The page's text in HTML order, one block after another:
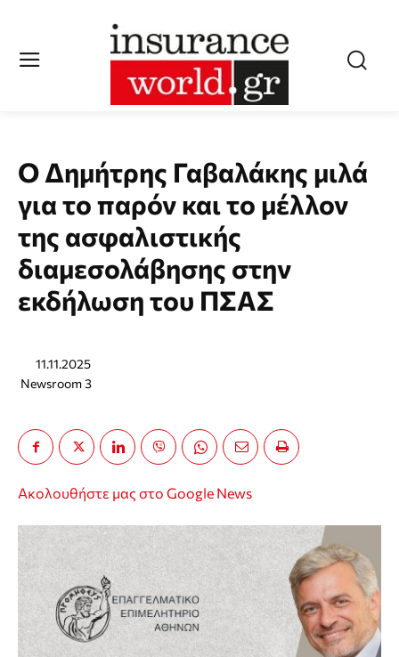
Ο Δημήτρης Γαβαλάκης μιλά
για το παρόν και το μέλλον
της ασφαλιστικής
διαμεσολάβησης στην
εκδήλωση του ΠΣΑΣ
11.11.2025
Newsroom 3
Ακολουθήστε μας στο Google News